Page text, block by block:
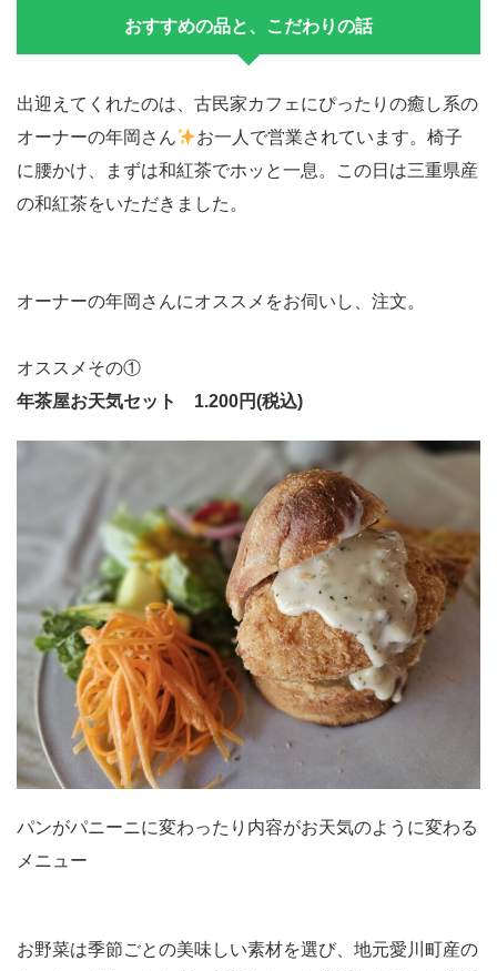
おすすめの品と、こだわりの話
出迎えてくれたのは、古民家カフェにぴったりの癒し系の
オーナーの年岡さん
お一人で営業されています。椅子
に腰かけ、まずは和紅茶でホッと一息。この日は三重県産
の和紅茶をいただきました。
オーナーの年岡さんにオススメをお伺いし、注文。
オススメその①
年茶屋お天気セット 1.200円(税込)
パンがパニーニに変わったり内容がお天気のように変わる
メニュー
お野菜は季節ごとの美味しい素材を選び、地元愛川町産の